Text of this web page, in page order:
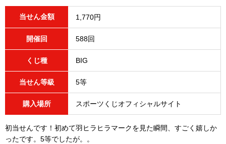
当せん金額 1,770円
開催回 588回
くじ種 BIG
当せん等級 5等
購入場所 スポーツくじオフィシャルサイト
初当せんです！初めて羽ヒラヒラマークを見た瞬間、すごく嬉しか
ったです。5等でしたが。。